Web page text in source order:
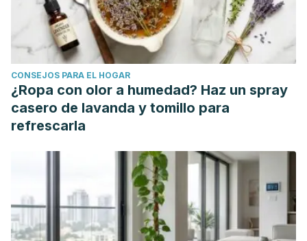
changes, sex dimorphism.Anthropologischer Anzeiger;
Bericht uber die biologisch-anthropologische
Literatur,37 (2), 107-116.
Heterochromia iridis (GARD). Recogido a 6 de agosto en
https://rarediseases.info.nih.gov/diseases/8590/
iridis.
Enfermedades raras, Orphanet. Recogido a 6 de agosto
Heterochromia, American Academy of Ophthalmology.
Recogido a 6 de agosto en https://www.aao.org/eye-
health/diseases/what-is-heterochromia
Galarza, Carlos, et al. "Síndrome de Parry Romberg."
CONSEJOS PARA EL HOGAR
¿Ropa con olor a humedad? Haz un spray
casero de lavanda y tomillo para
refrescarla